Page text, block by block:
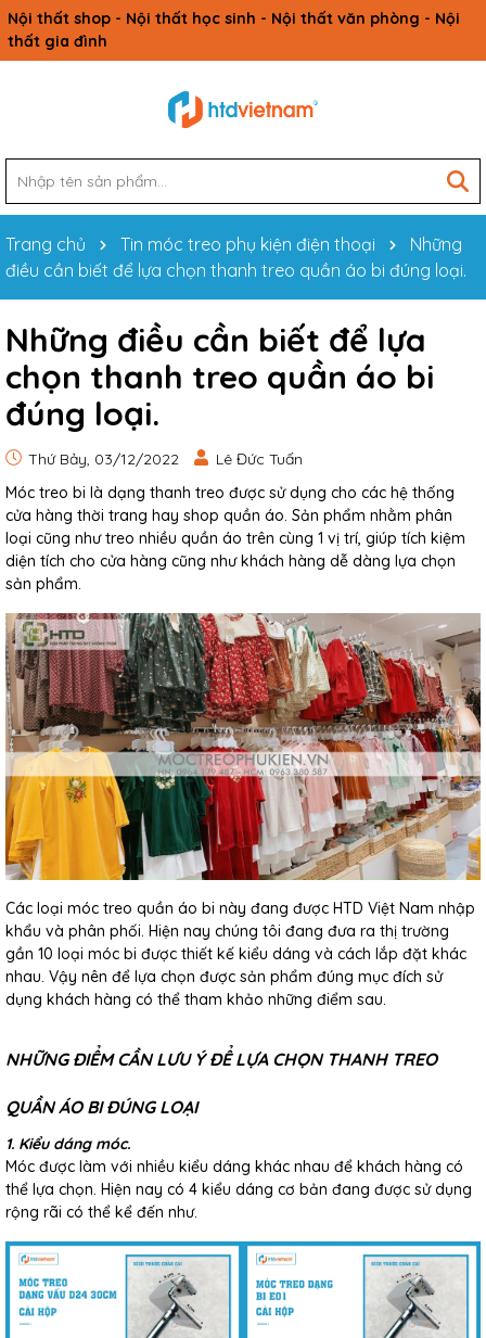
Nội thất shop - Nội thất học sinh - Nội thất văn phòng - Nội
thất gia đình
Trang chủ Tin móc treo phụ kiện điện thoại
Những
điều cần biết để lựa chọn thanh treo quần áo bi đúng loại.
Những điều cần biết để lựa
chọn thanh treo quần áo bi
đúng loại.
Thứ Bảy, 03/12/2022
Lê Đức Tuấn
Móc treo bi là dạng thanh treo được sử dụng cho các hệ thống
cửa hàng thời trang hay shop quần áo. Sản phẩm nhằm phân
loại cũng như treo nhiều quần áo trên cùng 1 vị trí, giúp tích kiệm
diện tích cho cửa hàng cũng như khách hàng dễ dàng lựa chọn
sản phẩm.
Các loại móc treo quần áo bi này đang được HTD Việt Nam nhập
khẩu và phân phối. Hiện nay chúng tôi đang đưa ra thị trường
gần 10 loại móc bi được thiết kế kiểu dáng và cách lắp đặt khác
nhau. Vậy nên để lựa chọn được sản phẩm đúng mục đích sử
dụng khách hàng có thể tham khảo những điểm sau.
NHỮNG ĐIỂM CẦN LƯU Ý ĐỂ LỰA CHỌN THANH TREO
QUẦN ÁO BI ĐÚNG LOẠI
1. Kiểu dáng móc.
Móc được làm với nhiều kiểu dáng khác nhau để khách hàng có
thể lựa chọn. Hiện nay có 4 kiểu dáng cơ bản đang được sử dụng
rộng rãi có thể kể đến như.